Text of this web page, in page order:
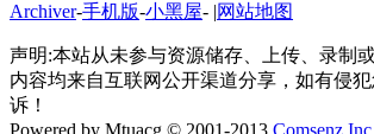
Archiver-手机版-小黑屋- |网站地图
声明:本站从未参与资源储存、上传、录制
内容均来自互联网公开渠道分享，如有侵
诉！